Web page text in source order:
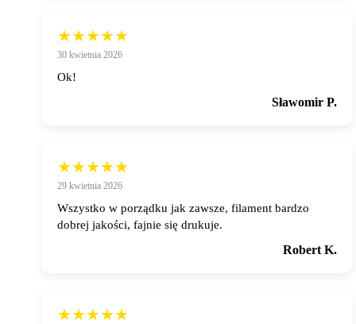
★★★★★
30 kwietnia 2026
Ok!
Sławomir P.
★★★★★
29 kwietnia 2026
Wszystko w porządku jak zawsze, filament bardzo
dobrej jakości, fajnie się drukuje.
Robert K.
★★★★★